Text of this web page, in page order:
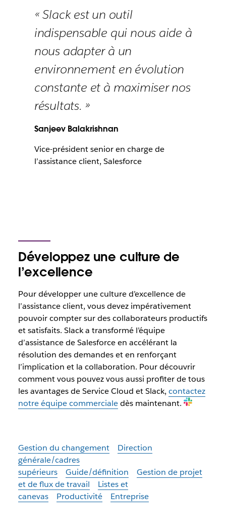
« Slack est un outil
indispensable qui nous aide à
nous adapter à un
environnement en évolution
constante et à maximiser nos
résultats. »
Sanjeev Balakrishnan
Vice-président senior en charge de
l’assistance client, Salesforce
Développez une culture de
l’excellence
Pour développer une culture d’excellence de
l’assistance client, vous devez impérativement
pouvoir compter sur des collaborateurs productifs
et satisfaits. Slack a transformé l’équipe
d’assistance de Salesforce en accélérant la
résolution des demandes et en renforçant
l’implication et la collaboration. Pour découvrir
comment vous pouvez vous aussi profiter de tous
les avantages de Service Cloud et Slack, contactez
notre équipe commercialedès maintenant.
Gestion du changement
Direction
générale/cadres
supérieurs
Guide/définition
Gestion de projet
et de flux de travail
Listes et
canevas
Productivité Entreprise